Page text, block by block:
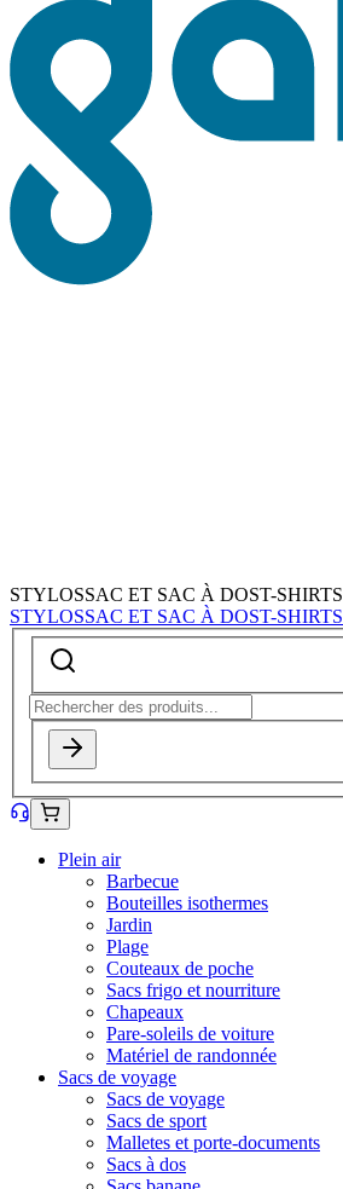
STYLOSSAC ET SAC À DOST-SHIRTS
STYLOSSAC ET SAC À DOST-SHIRTS
Plein air
Barbecue
Bouteilles isothermes
Jardin
Plage
Couteaux de poche
Sacs frigo et nourriture
Chapeaux
Pare-soleils de voiture
Matériel de randonnée
Sacs de voyage
Sacs de voyage
Sacs de sport
Malletes et porte-documents
Sacs à dos